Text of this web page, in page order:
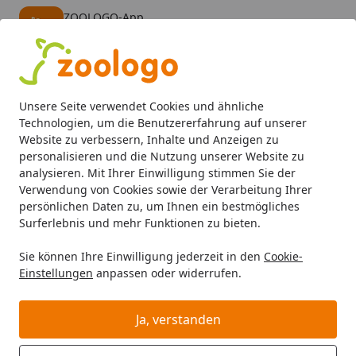
Unsere Seite verwendet Cookies und ähnliche
Technologien, um die Benutzererfahrung auf unserer
Website zu verbessern, Inhalte und Anzeigen zu
personalisieren und die Nutzung unserer Website zu
analysieren. Mit Ihrer Einwilligung stimmen Sie der
Verwendung von Cookies sowie der Verarbeitung Ihrer
persönlichen Daten zu, um Ihnen ein bestmögliches
Surferlebnis und mehr Funktionen zu bieten.
Sie können Ihre Einwilligung jederzeit in den Cookie-
Einstellungen anpassen oder widerrufen.
Ja, verstanden
ZOOLOGO-App
Alle Produkte
Mein Konto
Suchen
Startseite
Hund Hundefutter Diätfutter Dr. Clauder's Selected
Dr. Clauder's Selected Meat Pro Hair
& Skin 400g Dosen Hundenassfutter